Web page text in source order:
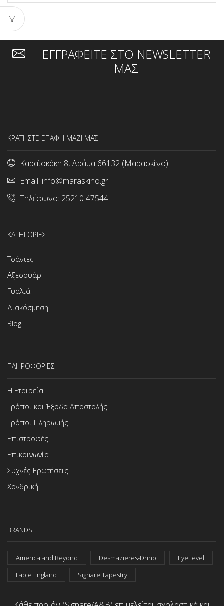
ΕΓΓΡΑΦΕΙΤΕ ΣΤΟ NEWSLETTER
ΜΑΣ
ΚΡΑΤΗΣΤΕ ΕΠΑΦΗ ΜΑΖΙ ΜΑΣ
Καραϊσκάκη 8, Δράμα 66132 (Μαρασκίνο)
Email: info@maraskino.gr
Τηλέφωνο: 25210 47544
ΚΑΤΗΓΟΡΙΕΣ
Τσάντες
Αξεσουάρ
Γυαλιά
Διακόσμηση
Blog
ΠΛΗΡΟΦΟΡΙΕΣ
Η Εταιρεία
Τρόποι και Έξοδα Αποστολής
Τρόποι Πληρωμής
Επιστροφές
Επικοινωνία
Συχνές Ερωτήσεις
Χονδρική
BRANDS
America and Beyond Desmazieres-Drino
EyeLevel
Fable England
Signare Tapestry